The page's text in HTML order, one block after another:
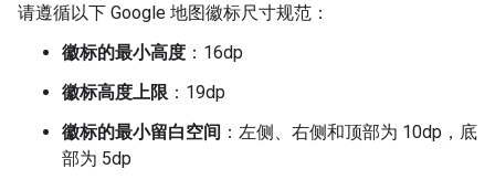
请遵循以下 Google 地图徽标尺寸规范：
徽标的最小高度 ：16dp
徽标高度上限 ：19dp
徽标的最小留白空间 ：左侧、右侧和顶部为 10dp，底
部为 5dp